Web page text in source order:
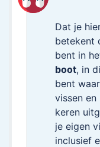
Dat je
betekent
bent in
boot, in
bent
vissen
keren
je eigen
inclusief